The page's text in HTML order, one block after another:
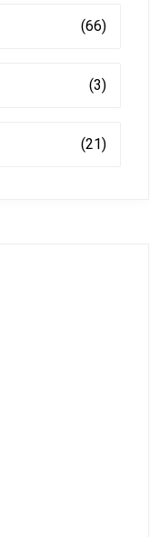
(66)
(3)
(21)